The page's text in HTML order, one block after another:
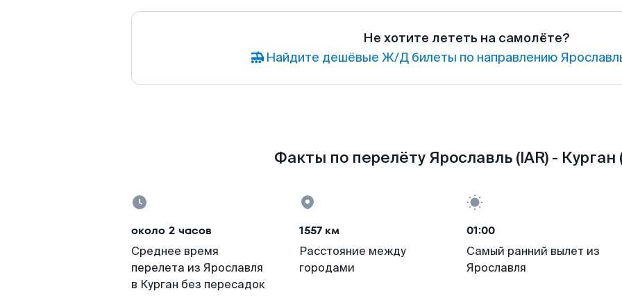
Не хотите лететь на самолёте?
Найдите дешёвые Ж/Д билеты по направлению
Факты по перелёту Ярославль (IAR) - Курган
около 2 часов
Среднее время
перелета из Ярославля
в Курган без пересадок
1557 км
Расстояние между
городами
01:00
Самый ранний вылет из
Ярославля